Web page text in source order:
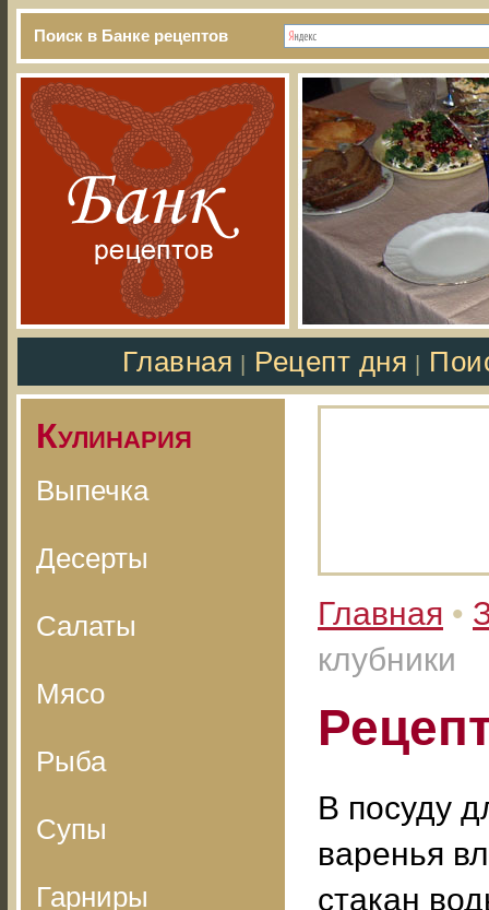
Поиск в Банке рецептов
Главная Рецепт дня
Кулинария
Выпечка
Десерты
Салаты
Мясо
Рыба
Супы
Гарниры
Главная •
клубники
В посуду
варенья
стакан